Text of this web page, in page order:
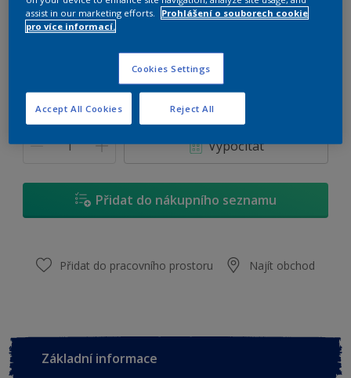
2,5 L
Množství Kalkulačka pro výpočet barvy
Vypočítat
Přidat do nákupního seznamu
Přidat do pracovního prostoru Najít obchod
Základní informace
assist in our marketing efforts.
Prohlášení o souborech cookie
pro více informací.
Cookies Settings
Reject All
Accept All Cookies